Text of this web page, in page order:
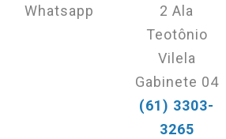
Whatsapp
2 Ala
Teotônio
Vilela
Gabinete 04
(61) 3303-
3265